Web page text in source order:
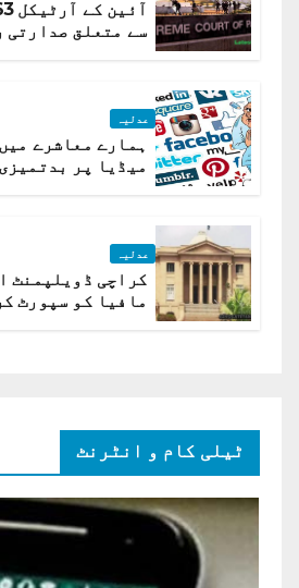
سے متعلق صدارتی
عدلیہ
ہمارے معاشرے
میڈیا پر
عدلیہ
کراچی ڈویلپمنٹ
مافیا کو سپورٹ
ٹیلی کام و انٹرنٹ